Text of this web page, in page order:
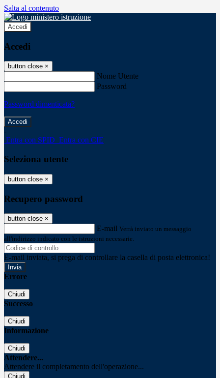
Salta al contenuto
Accedi
Accedi
button close ×
Nome Utente
Password
Password dimenticata?
-
Entra con SPID Entra con CIE
Seleziona utente
button close ×
Recupero password
button close ×
E-mail Verrà inviato un messaggio
all'indirizzo indicato con le istruzioni necessarie.
E-mail inviata, si prega di controllare la casella di posta elettronica!
Errore
Chiudi
Successo
Chiudi
Informazione
Chiudi
Attendere...
Attendere il completamento dell'operazione...
Chiudi